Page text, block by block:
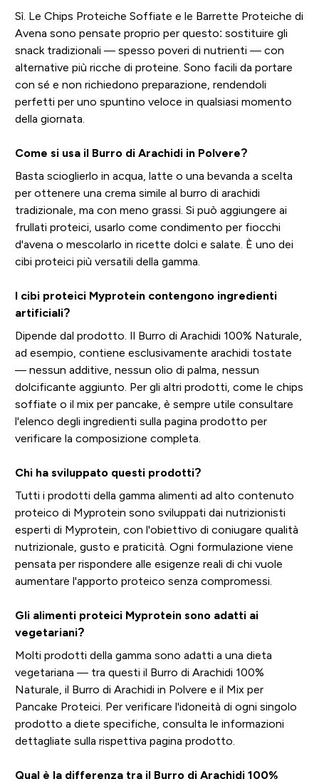
Sì. Le Chips Proteiche Soffiate e le Barrette Proteiche di
Avena sono pensate proprio per questo: sostituire gli
snack tradizionali — spesso poveri di nutrienti — con
alternative più ricche di proteine. Sono facili da portare
con sé e non richiedono preparazione, rendendoli
perfetti per uno spuntino veloce in qualsiasi momento
della giornata.
Come si usa il Burro di Arachidi in Polvere?
Basta scioglierlo in acqua, latte o una bevanda a scelta
per ottenere una crema simile al burro di arachidi
tradizionale, ma con meno grassi. Si può aggiungere ai
frullati proteici, usarlo come condimento per fiocchi
d'avena o mescolarlo in ricette dolci e salate. È uno dei
cibi proteici più versatili della gamma.
I cibi proteici Myprotein contengono ingredienti
artificiali?
Dipende dal prodotto. Il Burro di Arachidi 100% Naturale,
ad esempio, contiene esclusivamente arachidi tostate
— nessun additive, nessun olio di palma, nessun
dolcificante aggiunto. Per gli altri prodotti, come le chips
soffiate o il mix per pancake, è sempre utile consultare
l'elenco degli ingredienti sulla pagina prodotto per
verificare la composizione completa.
Chi ha sviluppato questi prodotti?
Tutti i prodotti della gamma alimenti ad alto contenuto
proteico di Myprotein sono sviluppati dai nutrizionisti
esperti di Myprotein, con l'obiettivo di coniugare qualità
nutrizionale, gusto e praticità. Ogni formulazione viene
pensata per rispondere alle esigenze reali di chi vuole
aumentare l'apporto proteico senza compromessi.
Gli alimenti proteici Myprotein sono adatti ai
vegetariani?
Molti prodotti della gamma sono adatti a una dieta
vegetariana — tra questi il Burro di Arachidi 100%
Naturale, il Burro di Arachidi in Polvere e il Mix per
Pancake Proteici. Per verificare l'idoneità di ogni singolo
prodotto a diete specifiche, consulta le informazioni
dettagliate sulla rispettiva pagina prodotto.
Qual è la differenza tra il Burro di Arachidi 100%